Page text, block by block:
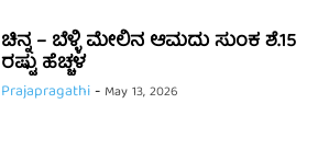
ಚಿನ್ನ – ಬೆಳ್ಳಿ ಮೇಲಿನ ಆಮದು ಸುಂಕ ಶೆ.15
ರಷ್ಟು ಹೆಚ್ಚಳ
Prajapragathi- May 13, 2026